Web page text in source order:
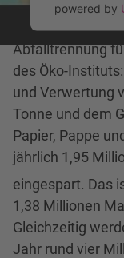
powered by
Wie groß der
Abfalltrennung
des Öko-
und Verwertung
Tonne und dem
Papier, Pappe
jährlich 1,95
eingespart. Das
1,38 Millionen
Gleichzeitig
Jahr rund vier